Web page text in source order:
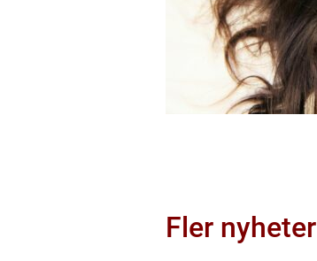
Fler nyheter